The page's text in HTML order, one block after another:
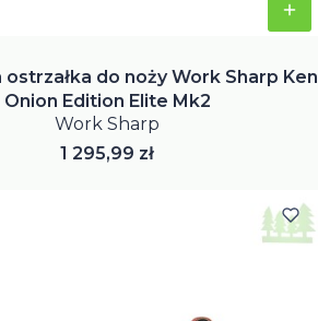
do noży Work Sharp Ken
Onion Edition Elite Mk2
Work Sharp
Cena
1 295,99 zł